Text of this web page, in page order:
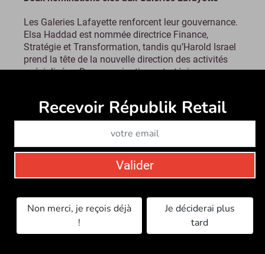
Les Galeries Lafayette renforcent leur gouvernance.
Elsa Haddad est nommée directrice Finance,
Stratégie et Transformation, tandis qu’Harold Israel
prend la tête de la nouvelle direction des activités
spécialisées. Deux nominations stratégiques...
Recevoir Républik Retail
Valider
Non merci, je reçois déjà
!
Je déciderai plus
tard